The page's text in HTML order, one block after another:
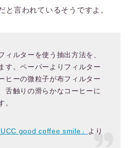
と言われているそうですよ。
ィルターを使う抽出方法を、
す。ペーパーよりフィルター
ヒーの微粒子が布フィルター
舌触りの滑らかなコーヒーに
。
UCC good coffee smile」 より